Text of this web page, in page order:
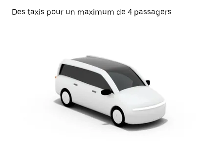
Des taxis pour un maximum de 4 passagers